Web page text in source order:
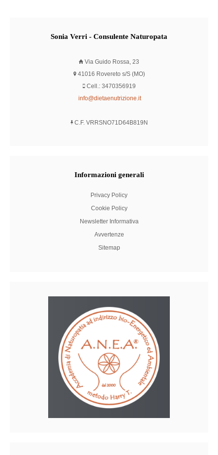
Sonia Verri - Consulente Naturopata
Via Guido Rossa, 23
41016 Rovereto s/S (MO)
Cell.: 3470356919
info@dietaenutrizione.it
C.F. VRRSNO71D64B819N
Informazioni generali
Privacy Policy
Cookie Policy
Newsletter Informativa
Avvertenze
Sitemap